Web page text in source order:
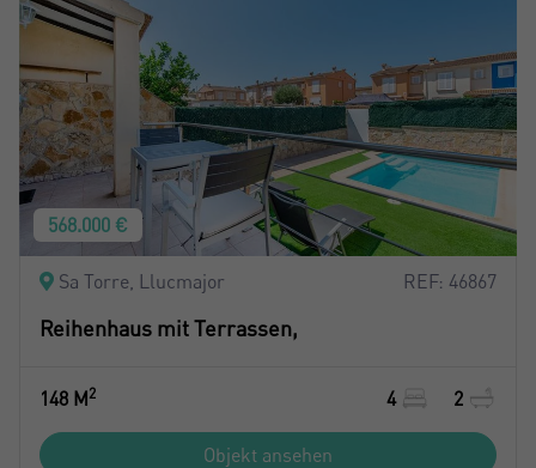
568.000 €
Sa Torre, Llucmajor REF: 46867
Reihenhaus mit Terrassen,
148 M2 4 2
Objekt ansehen